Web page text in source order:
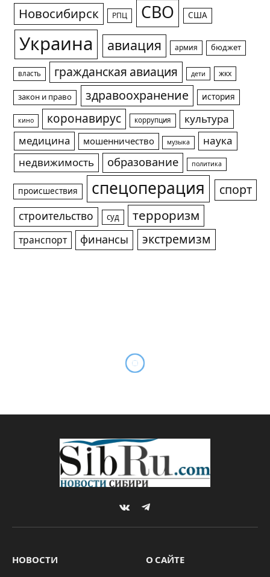
Новосибирск РПЦ СВО США
Украина авиация армия бюджет
власть гражданская авиация дети жкх
закон и право здравоохранение история
кино коронавирус коррупция
культура
медицина
мошенничество музыка
наука
недвижимость
образование политика
происшествия спецоперация спорт
строительство суд терроризм
транспорт финансы экстремизм
VKontakteTelegram
НОВОСТИ О САЙТЕ